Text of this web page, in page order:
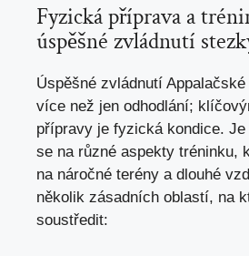
Fyzická příprava a
úspěšné zvládnutí
Úspěšné zvládnutí
více než jen odhodlání;
přípravy je fyzická kondice.
se na různé aspekty tréninku,
na náročné terény a dlouhé
několik zásadních oblastí, na
soustředit: